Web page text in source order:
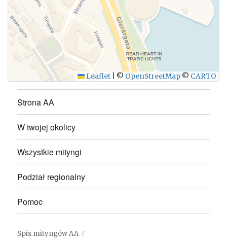
WYŚLIJ
Leaflet © OpenStreetMap © CARTO
Strona AA
W twojej okolicy
Wszystkie mityngi
Podział regionalny
Pomoc
Spis mityngów AA